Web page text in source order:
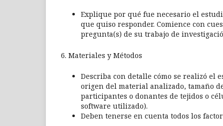
Explique por qué fue necesario el
que quiso responder. Comience con
pregunta(s) de su trabajo de
6. Materiales y Métodos
Describa con detalle cómo se realizó el
origen del material analizado, tamaño
participantes o donantes de tejidos o
software utilizado).
Deben tenerse en cuenta todos los